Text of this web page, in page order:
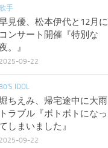
手
見優、松本伊代と12月に
コンサート開催『特別な
。』
2025-09-22
IDOL
ちえみ、帰宅途中に大雨
トラブル『ボトボトになっ
しまいました』
2025-09-22